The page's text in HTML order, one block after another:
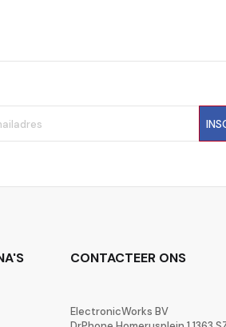
CONTACTEER ONS
ElectronicWorks BV